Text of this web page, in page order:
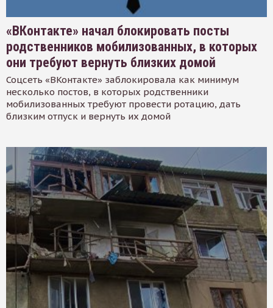
«ВКонтакте» начал блокировать посты
родственников мобилизованных, в которых
они требуют вернуть близких домой
Соцсеть «ВКонтакте» заблокировала как минимум
несколько постов, в которых родственники
мобилизованных требуют провести ротацию, дать
близким отпуск и вернуть их домой